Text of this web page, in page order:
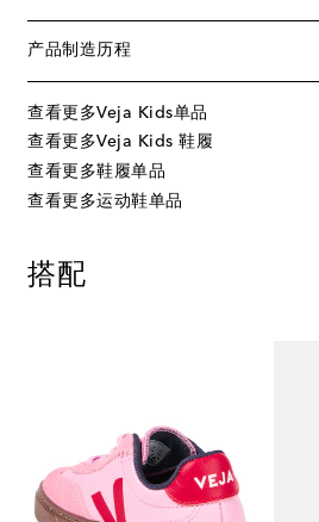
产品制造历程
查看更多Veja Kids单品
查看更多Veja Kids 鞋履
查看更多鞋履单品
查看更多运动鞋单品
搭配